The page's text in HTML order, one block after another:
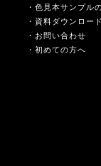
・色見本サンプル
・資料ダウンロード
・お問い合わせ
・初めての方へ